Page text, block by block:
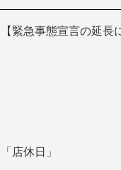
【緊急事態宣言の延長
「店休日」